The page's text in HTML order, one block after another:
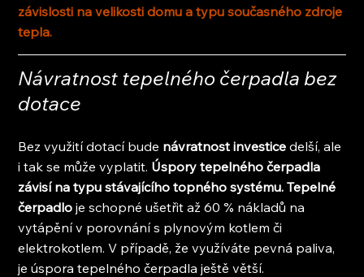
závislosti na velikosti domu a typu současného zdroje
tepla.
Návratnost tepelného čerpadla bez
dotace
Bez využití dotací bude návratnost investice delší, ale
i tak se může vyplatit. Úspory tepelného čerpadla
závisí na typu stávajícího topného systému. Tepelné
čerpadlo je schopné ušetřit až 60 % nákladů na
vytápění v porovnání s plynovým kotlem či
elektrokotlem. V případě, že využíváte pevná paliva,
je úspora tepelného čerpadla ještě větší.